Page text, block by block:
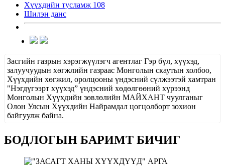
Хүүхдийн тусламж 108
Шилэн данс
Засгийн газрын хэрэгжүүлэгч агентлаг Гэр бүл, хүүхэд,
залуучуудын хөгжлийн газраас Монголын скаутын холбоо,
Хүүхдийн хөгжил, оролцооны үндэсний сүлжээтэй хамтран
"Нэгдүгээрт хүүхэд” үндэсний хөдөлгөөний хүрээнд
Монголын Хүүхдийн зөвлөлийн МАЙХАНТ чуулганыг
Олон Улсын Хүүхдийн Найрамдал цогцолборт зохион
байгуулж байна.
БОДЛОГЫН БАРИМТ БИЧИГ